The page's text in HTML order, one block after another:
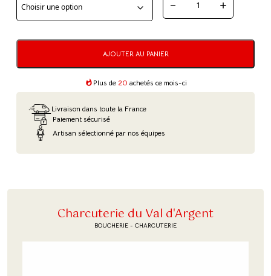
-
AJOUTER AU PANIER
Plus de 20 achetés ce mois-ci
Livraison dans toute la France
Paiement sécurisé
Artisan sélectionné par nos équipes
Charcuterie du Val d'Argent
BOUCHERIE - CHARCUTERIE